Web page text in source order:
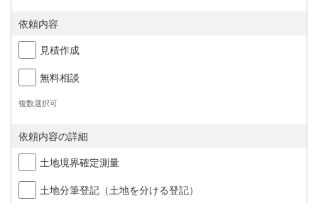
依頼内容
見積作成
無料相談
複数選択可
依頼内容の詳細
土地境界確定測量
土地分筆登記（土地を分ける登記）